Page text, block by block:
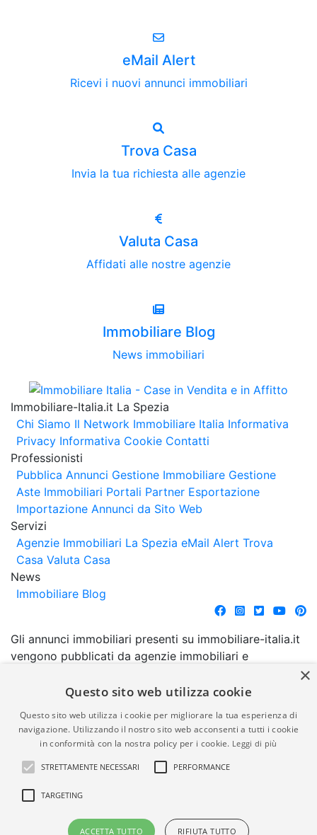
eMail Alert
Ricevi i nuovi annunci immobiliari
Trova Casa
Invia la tua richiesta alle agenzie
Valuta Casa
Affidati alle nostre agenzie
Immobiliare Blog
News immobiliari
Immobiliare-Italia.it La Spezia
Chi Siamo Il Network Immobiliare Italia Informativa
Privacy Informativa Cookie Contatti
Professionisti
Pubblica Annunci Gestione Immobiliare Gestione
Aste Immobiliari Portali Partner Esportazione
Importazione Annunci da Sito Web
Servizi
Agenzie Immobiliari La Spezia eMail Alert Trova
Casa Valuta Casa
News
Immobiliare Blog
Gli annunci immobiliari presenti su immobiliare-italia.it
vengono pubblicati da agenzie immobiliari e
comporta l'approvazione o l'avallo da parte di
garanzia da parte di quest'ultima. immobiliare-italia.it
quindi non è responsabile della veridicità, della
correttezza, della completezza, della normativa in
materia di privacy e/o di alcun altro aspetto dei
suddetti annunci.
© Copyright 2007 - 2026
Powered by
×
Questo sito web utilizza cookie
Questo sito web utilizza i cookie per migliorare la tua esperienza di
navigazione. Utilizzando il nostro sito web acconsenti a tutti i cookie
in conformità con la nostra policy per i cookie. Leggi di più
STRETTAMENTE NECESSARI PERFORMANCE
TARGETING
ACCETTA TUTTO RIFIUTA TUTTO